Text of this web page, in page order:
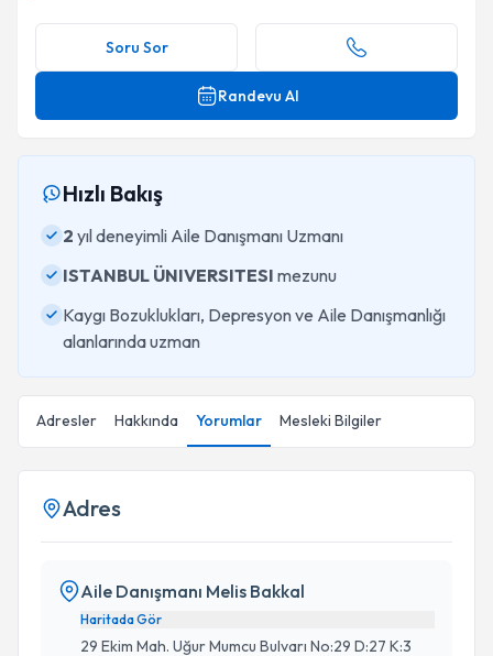
Soru Sor
Randevu Al
Hızlı Bakış
2 yıl deneyimli Aile Danışmanı Uzmanı
ISTANBUL ÜNIVERSITESI mezunu
Kaygı Bozuklukları, Depresyon ve Aile Danışmanlığı
alanlarında uzman
Adresler Hakkında Yorumlar Mesleki Bilgiler
Adres
Aile Danışmanı Melis Bakkal
Haritada Gör
29 Ekim Mah. Uğur Mumcu Bulvarı No:29 D:27 K:3